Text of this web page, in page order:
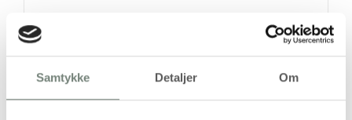
Samtykke Detaljer Om
1 stk 49,94 kr.